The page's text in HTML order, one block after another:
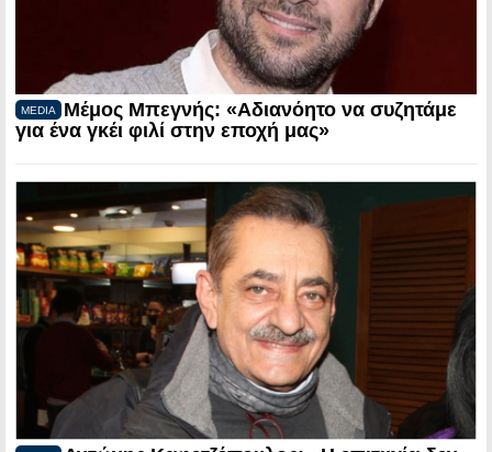
MEDIA
Μέμος Μπεγνής: «Αδιανόητο να συζητάμε
για ένα γκέι φιλί στην εποχή μας»